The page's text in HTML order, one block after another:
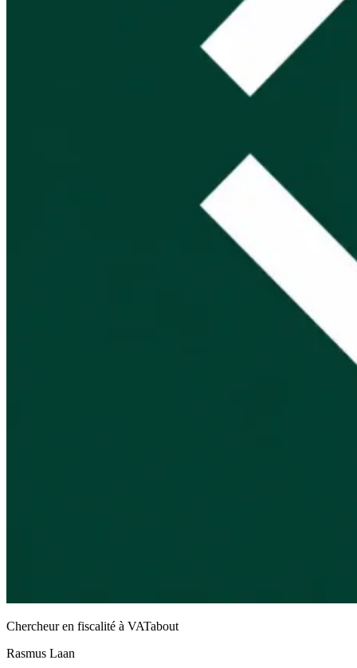
Chercheur en fiscalité à VATabout
Rasmus Laan